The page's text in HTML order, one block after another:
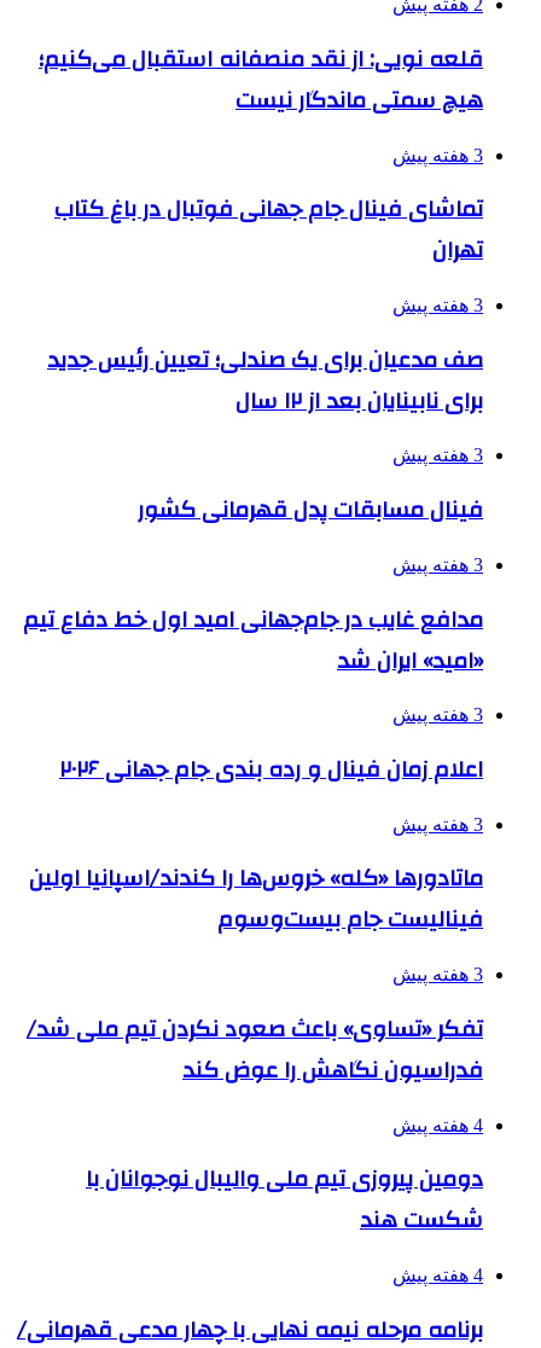
2 هفته پیش
قلعه نویی: از نقد منصفانه استقبال می‌کنیم؛
هیچ سمتی ماندگار نیست
3 هفته پیش
تماشای فینال جام جهانی فوتبال در باغ کتاب
تهران
3 هفته پیش
صف مدعیان برای یک صندلی؛ تعیین رئیس جدید
برای نابینایان بعد از ۱۲ سال
3 هفته پیش
فینال مسابقات پدل قهرمانی کشور
3 هفته پیش
مدافع غایب در جام‌جهانی امید اول خط دفاع تیم
«امید» ایران شد
3 هفته پیش
اعلام زمان فینال و رده بندی جام جهانی ۲۰۲۶
3 هفته پیش
ماتادورها «کله» خروس‌ها را کندند/اسپانیا اولین
فینالیست جام بیست‌وسوم
3 هفته پیش
تفکر «تساوی» باعث صعود نکردن تیم ملی شد/
فدراسیون نگاهش را عوض کند
4 هفته پیش
دومین پیروزی تیم ملی والیبال نوجوانان با
شکست هند
4 هفته پیش
برنامه مرحله نیمه نهایی با چهار مدعی قهرمانی/